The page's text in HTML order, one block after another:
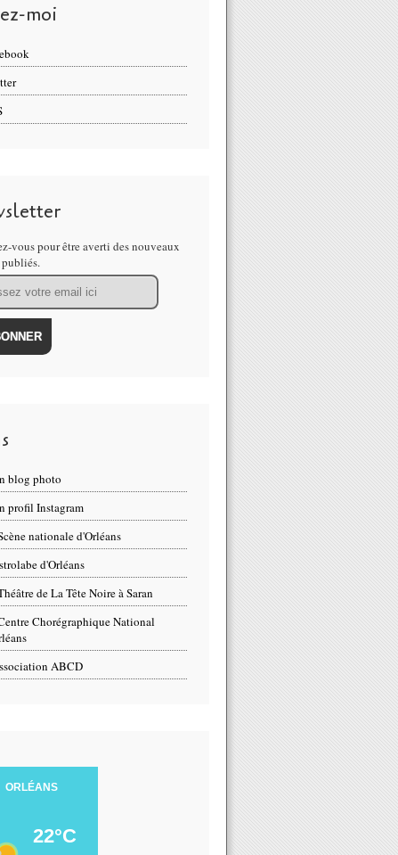
moi
vous pour être averti des nouveaux
blog photo
profil Instagram
nationale d'Orléans
d'Orléans
de La Tête Noire à Saran
Chorégraphique National
ABCD